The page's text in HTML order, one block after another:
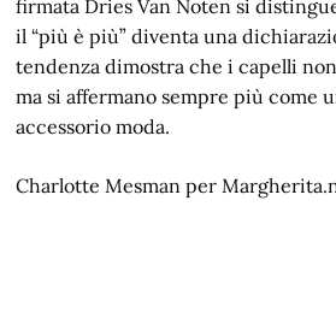
firmata Dries Van Noten si
il “più è più” diventa una
tendenza dimostra che i capelli
ma si affermano sempre più come
accessorio moda.
Charlotte Mesman per